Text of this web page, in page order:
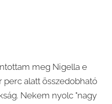
meg Nigella e
alatt összedobható
Nekem nyolc "nagy